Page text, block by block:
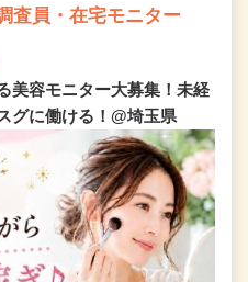
査員・在宅モニター
美容モニター大募集！未経
グに働ける！@埼玉県